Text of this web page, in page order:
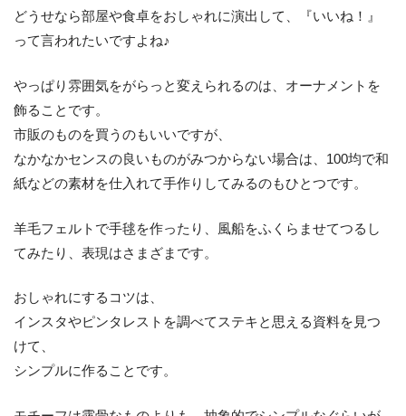
どうせなら部屋や食卓をおしゃれに演出して、『いいね！』
って言われたいですよね♪
やっぱり雰囲気をがらっと変えられるのは、 オーナメントを
飾ることです。
市販のものを買うのもいいですが、
なかなかセンスの良いものがみつからない場合は、100均で和
紙などの素材を仕入れて手作りしてみるのもひとつです。
羊毛フェルトで手毬を作ったり、風船をふくらませてつるし
てみたり、表現はさまざまです。
おしゃれにするコツは、
インスタやピンタレストを調べてステキと思える資料を見つ
けて、
シンプルに作ることです。